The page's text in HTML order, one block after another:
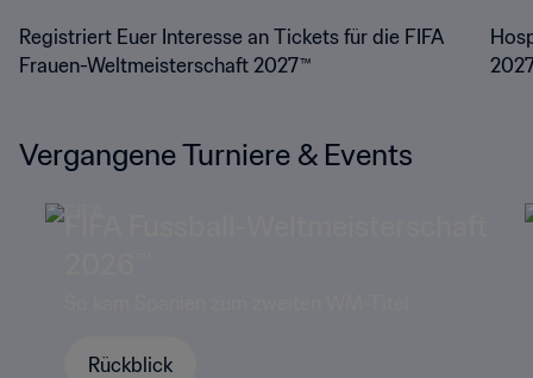
Registriert Euer Interesse an Tickets für die FIFA
Frauen-Weltmeisterschaft 2027™
Vergangene Turniere & Events
Rückblick